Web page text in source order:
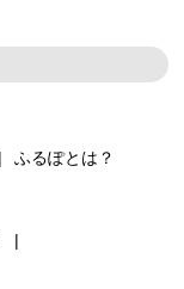
ふるぽとは？